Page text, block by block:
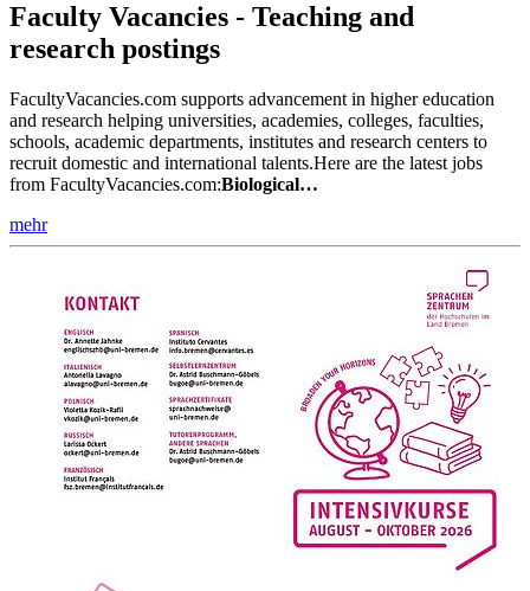
Faculty Vacancies - Teaching and
research postings
FacultyVacancies.com supports advancement in higher education
and research helping universities, academies, colleges, faculties,
schools, academic departments, institutes and research centers to
recruit domestic and international talents.Here are the latest jobs
from FacultyVacancies.com:Biological…
mehr